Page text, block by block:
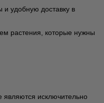
и удобную доставку в
растения, которые нужны
исключительно